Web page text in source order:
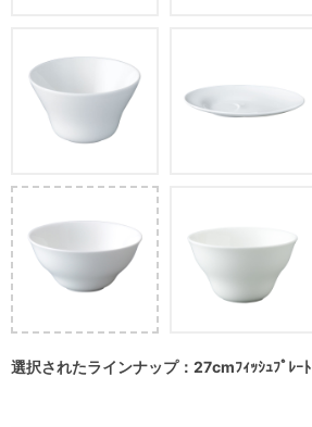
選択されたラインナップ：27cmﾌｨｯｼｭﾌﾟﾚｰﾄ